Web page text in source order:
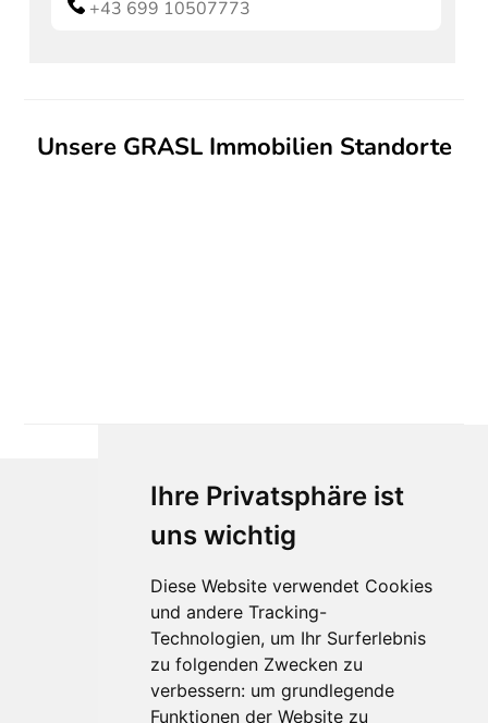
Ihre Privatsphäre ist
uns wichtig
Diese Website verwendet Cookies
und andere Tracking-
Technologien, um Ihr Surferlebnis
zu folgenden Zwecken zu
verbessern: um grundlegende
Funktionen der Website zu
+43 699 10507773
Unsere GRASL Immobilien Standorte
Für Makler:innen
Über Uns